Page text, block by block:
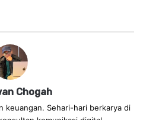
Chogah
keuangan. Sehari-hari berkarya di